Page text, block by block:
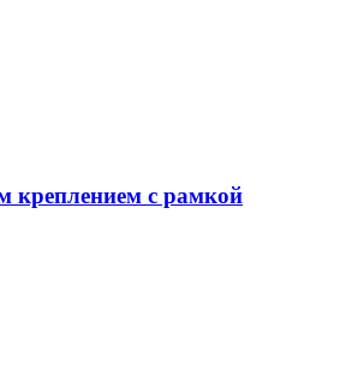
креплением с рамкой